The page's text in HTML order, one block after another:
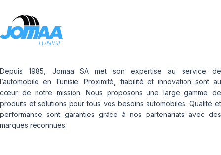
Depuis 1985, Jomaa SA met son expertise au service de
l’automobile en Tunisie. Proximité, fiabilité et innovation sont au
cœur de notre mission. Nous proposons une large gamme de
produits et solutions pour tous vos besoins automobiles. Qualité et
performance sont garanties grâce à nos partenariats avec des
marques reconnues.